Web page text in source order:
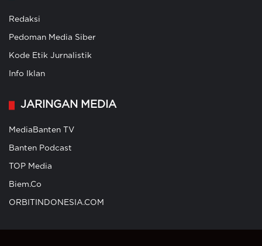
Redaksi
Pedoman Media Siber
Kode Etik Jurnalistik
Info Iklan
JARINGAN MEDIA
MediaBanten TV
Banten Podcast
TOP Media
Biem.Co
ORBITINDONESIA.COM